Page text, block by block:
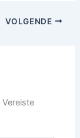
VOLGENDE
Vereiste